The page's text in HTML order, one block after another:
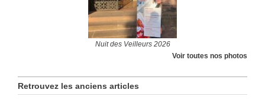
Nuit des Veilleurs 2026
Voir toutes nos photos
Retrouvez les anciens articles